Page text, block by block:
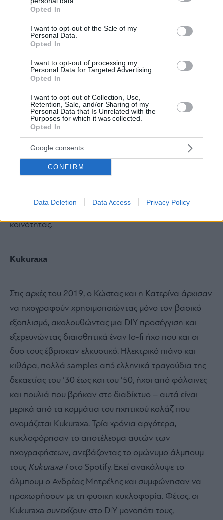
grant or deny consent to Google and its third-party tags to
use your data for below specified purposes in below Google
consent section.
Opted In
I want to opt-out of the Sale of my
Personal Data.
Opted In
I want to opt-out of processing my
Personal Data for Targeted Advertising.
Opted In
I want to opt-out of Collection, Use,
Retention, Sale, and/or Sharing of my
Personal Data that Is Unrelated with the
Purposes for which it was collected.
Opted In
Google consents
CONFIRM
Data Deletion Data Access Privacy Policy
Σάββατο 11/07, 20.00 | Veego Records
Η Veego Records αποτελεί ανεξάρτητη δισκογραφική
εναλλακτική μουσική σκηνή. Μέσα από τη
συνεργασία της με εγχώριους και ανερχόμενους
δημιουργούς, όπως οι Mob, TURBOFLOW3000 και
Sci‑Fi River, αναπτύσσει ένα δυναμικό πλαίσιο
παραγωγής και διάχυσης νέων μουσικών πρακτικών.
Με προσανατολισμό την καλλιτεχνική έρευνα, το DIY
ήθος και την καλλιέργεια ουσιαστικής σχέσης με
καλλιτέχνες και κοινό, η Veego Records υποστηρίζει
κυκλοφορίες που προωθούν τον πειραματισμό και τον
σύγχρονο μουσικό λόγο, συμβάλλοντας ενεργά στη
κοινότητας.
Kukuraxa
Στις αρχές του 2019, ο Κώστας και η Κατερίνα άρχισαν
να ηχογραφούν χρησιμοποιώντας μόνο τον βασικό
εξοπλισμό, ακολουθώντας μια DIY προσέγγιση και
εξερευνώντας διαισθητικά έναν lo-fi ήχο που και οι
δυο τους έβρισκαν ελκυστικό. Ηλεκτρικό πιάνο και
κιθάρα, πολλά samples από ελληνικά τραγούδια της
δεκαετίας του ’30 έως και του ’50, ήχοι από φάλαινες
και πουλιά που βρήκαν στο διαδίκτυο – αυτά είναι
μερικά από τα κομμάτια του ηχητικού κολάζ που
ονομάζεται Kukuraxa. Τρία χρόνια αργότερα,
κυκλοφόρησαν το αποτέλεσμα αυτών των
ηχογραφήσεων, ανεβάζοντας το ομώνυμο άλμπουμ
τους Kukuraxa Iστο Spotify. Εκεί ανακάλυψε το
άλμπουμ ο Ανδρέας Μητρέλης και συμφώνησαν να
προχωρήσουν με τη φυσική κυκλοφορία. Φέτος, οι
Kukuraxa συνεχίζουν στο DIY μονοπάτι τους,